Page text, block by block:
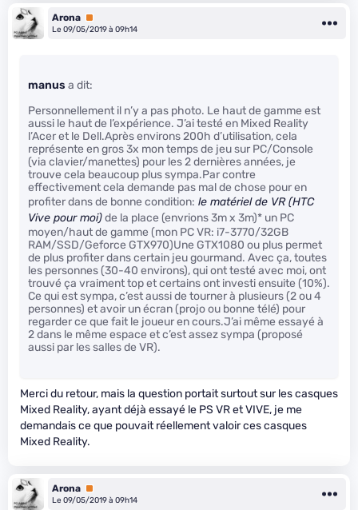
Arona Premium
Le 09/05/2019 à 09h14
manus a dit:
Personnellement il n’y a pas photo. Le haut de gamme est
aussi le haut de l’expérience. J’ai testé en Mixed Reality
l’Acer et le Dell.Après environs 200h d’utilisation, cela
représente en gros 3x mon temps de jeu sur PC/Console
(via clavier/manettes) pour les 2 dernières années, je
trouve cela beaucoup plus sympa.Par contre
effectivement cela demande pas mal de chose pour en
profiter dans de bonne condition: le matériel de VR (HTC
Vive pour moi)de la place (envrions 3m x 3m)* un PC
moyen/haut de gamme (mon PC VR: i7-3770/32GB
RAM/SSD/Geforce GTX970)Une GTX1080 ou plus permet
de plus profiter dans certain jeu gourmand. Avec ça, toutes
les personnes (30-40 environs), qui ont testé avec moi, ont
trouvé ça vraiment top et certains ont investi ensuite (10%).
Ce qui est sympa, c’est aussi de tourner à plusieurs (2 ou 4
personnes) et avoir un écran (projo ou bonne télé) pour
regarder ce que fait le joueur en cours.J’ai même essayé à
2 dans le même espace et c’est assez sympa (proposé
aussi par les salles de VR).
Merci du retour, mais la question portait surtout sur les casques
Mixed Reality, ayant déjà essayé le PS VR et VIVE, je me
demandais ce que pouvait réellement valoir ces casques
Mixed Reality.
Arona Premium
Le 09/05/2019 à 09h14